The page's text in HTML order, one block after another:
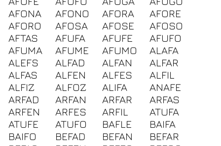
AFONA
AFONO AFORA
AFORE
AFORO
AFOSA AFOSE
AFOSO
AFTAS
AFUFA AFUFE
AFUFO
AFUMA
AFUME AFUMO
ALAFA
ALEFS
ALFAD ALFAN
ALFAR
ALFAS
ALFEN ALFES
ALFIL
ALFIZ
ALFOZ ALIFA
ANAFE
ARFAD
ARFAN ARFAR
ARFAS
ARFEN
ARFES ARFIL
ATUFA
ATUFE
ATUFO BAFLE
BAIFA
BAIFO
BEFAD BEFAN
BEFAR